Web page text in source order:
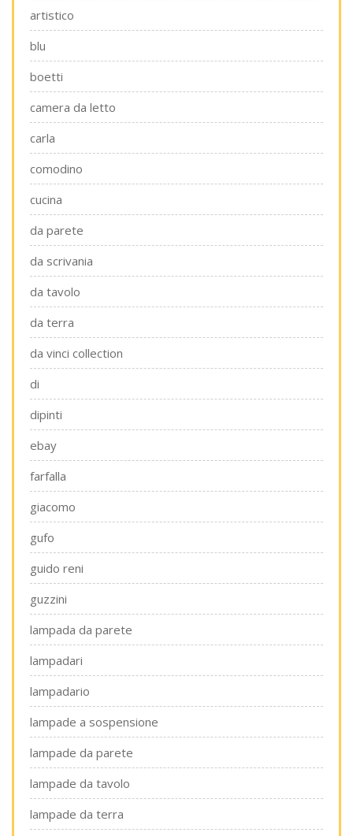
artistico
blu
boetti
camera da letto
carla
comodino
cucina
da parete
da scrivania
da tavolo
da terra
da vinci collection
di
dipinti
ebay
farfalla
giacomo
gufo
guido reni
guzzini
lampada da parete
lampadari
lampadario
lampade a sospensione
lampade da parete
lampade da tavolo
lampade da terra